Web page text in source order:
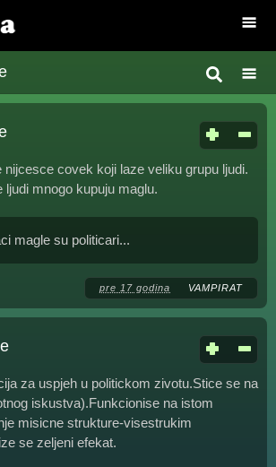
nijcesce covek koji laze veliku grupu ljudi.
ljudi mnogo kupuju maglu.
magle su politicari...
pre 17 godina VAMPIRAT
za uspjeh u politickom zivotu.Stice se na
iskustva).Funkcionise na istom
misicne strukture-visestrukim
se zeljeni efekat.